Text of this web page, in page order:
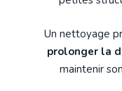
Un nettoyage
prolonger la
maintenir